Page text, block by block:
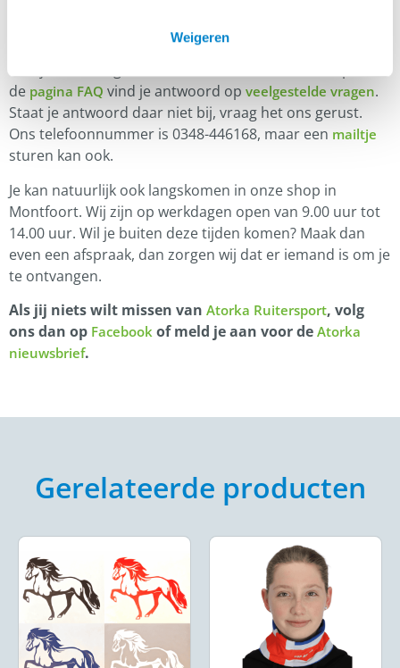
Weigeren
de pagina FAQ vind je antwoord op veelgestelde vragen.
Staat je antwoord daar niet bij, vraag het ons gerust.
Ons telefoonnummer is 0348-446168, maar een mailtje
sturen kan ook.
Je kan natuurlijk ook langskomen in onze shop in
Montfoort. Wij zijn op werkdagen open van 9.00 uur tot
14.00 uur. Wil je buiten deze tijden komen? Maak dan
even een afspraak, dan zorgen wij dat er iemand is om je
te ontvangen.
Als jij niets wilt missen van Atorka Ruitersport, volg
ons dan op Facebook of meld je aan voor de Atorka
nieuwsbrief.
Gerelateerde producten